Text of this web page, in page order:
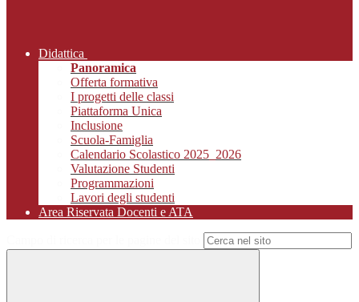
Didattica
Panoramica
Offerta formativa
I progetti delle classi
Piattaforma Unica
Inclusione
Scuola-Famiglia
Calendario Scolastico 2025_2026
Valutazione Studenti
Programmazioni
Lavori degli studenti
Area Riservata Docenti e ATA